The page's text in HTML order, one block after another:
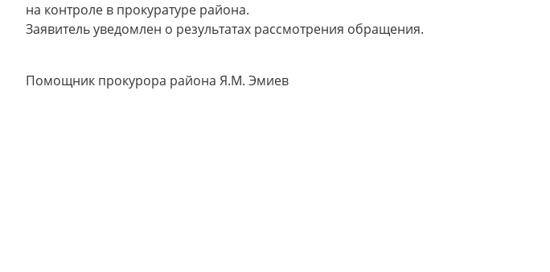
на контроле в прокуратуре района.
Заявитель уведомлен о результатах рассмотрения обращения.
Помощник прокурора района Я.М. Эмиев